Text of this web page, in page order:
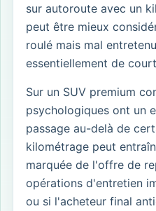
sur autoroute avec un
peut être mieux
roulé mais mal
essentiellement de
Sur un SUV premium
psychologiques ont un
passage au-delà de
kilométrage peut
marquée de l'offre de
opérations d'entretien
ou si l'acheteur final